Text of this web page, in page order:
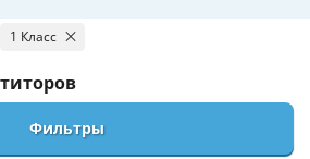
1 Класс
Фильтры